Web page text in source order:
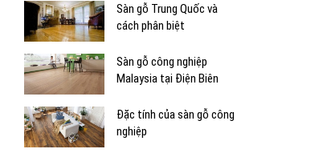
Sàn gỗ Trung Quốc và
cách phân biệt
Sàn gỗ công nghiệp
Malaysia tại Điện Biên
Đặc tính của sàn gỗ công
nghiệp